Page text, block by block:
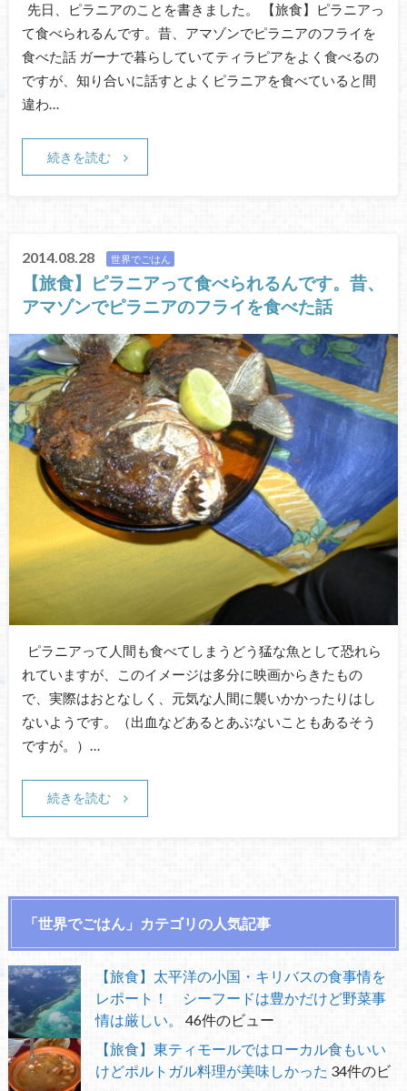
先日、ピラニアのことを書きました。 【旅食】ピラニアっ
て食べられるんです。昔、アマゾンでピラニアのフライを
食べた話 ガーナで暮らしていてティラピアをよく食べるの
ですが、知り合いに話すとよくピラニアを食べていると間
違わ…
続きを読む
2014.08.28 世界でごはん
【旅食】ピラニアって食べられるんです。昔、
アマゾンでピラニアのフライを食べた話
ピラニアって人間も食べてしまうどう猛な魚として恐れら
れていますが、このイメージは多分に映画からきたもの
で、実際はおとなしく、元気な人間に襲いかかったりはし
ないようです。（出血などあるとあぶないこともあるそう
ですが。）…
続きを読む
「世界でごはん」カテゴリの人気記事
【旅食】太平洋の小国・キリバスの食事情を
レポート！ シーフードは豊かだけど野菜事
情は厳しい。
46件のビュー
【旅食】東ティモールではローカル食もいい
けどポルトガル料理が美味しかった 34件のビ